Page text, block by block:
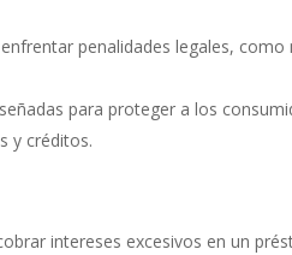
penalidades legales,
para proteger a los
y créditos.
intereses excesivos en un